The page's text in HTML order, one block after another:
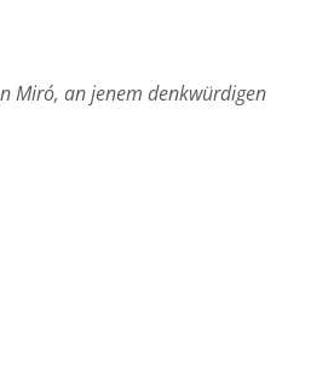
Miró, an jenem denkwürdigen